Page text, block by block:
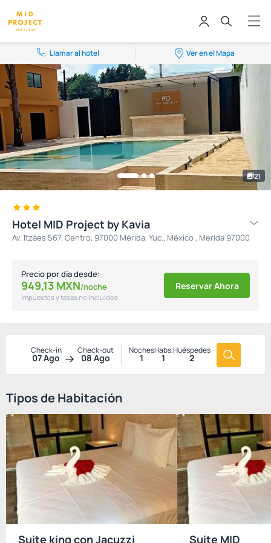
Llamar al hotel Ver en el Mapa
21
Hotel MID Project by Kavia
Av. Itzáes 567, Centro, 97000 Mérida, Yuc., México , Merida 97000
Precio por día desde:
949,13 MXN/noche
Impuestos y tasas no incluidos
Reservar Ahora
Check-in
07 Ago
Check-out
08 Ago
Noches
1
Habs.
1
Huéspedes
2
Tipos de Habitación
Suite king con Jacuzzi Suite MID